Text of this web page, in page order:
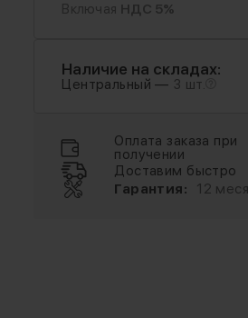
Включая НДС 5%
Наличие на складах:
Центральный — 3 шт.
Оплата заказа при
получении
Доставим быстро
Гарантия:
12